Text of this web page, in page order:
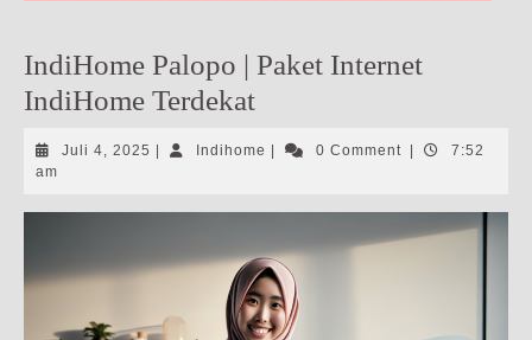
IndiHome Palopo | Paket Internet
IndiHome Terdekat
Juli 4, 2025 Juli
Indihome Indihome0 Comment
7:52
am